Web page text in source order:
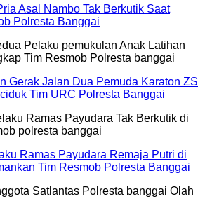
Asal Nambo Tak Berkutik Saat
Polresta Banggai
Gerak Jalan Dua Pemuda Karaton ZS
Tim URC Polresta Banggai
Ramas Payudara Remaja Putri di
Tim Resmob Polresta Banggai